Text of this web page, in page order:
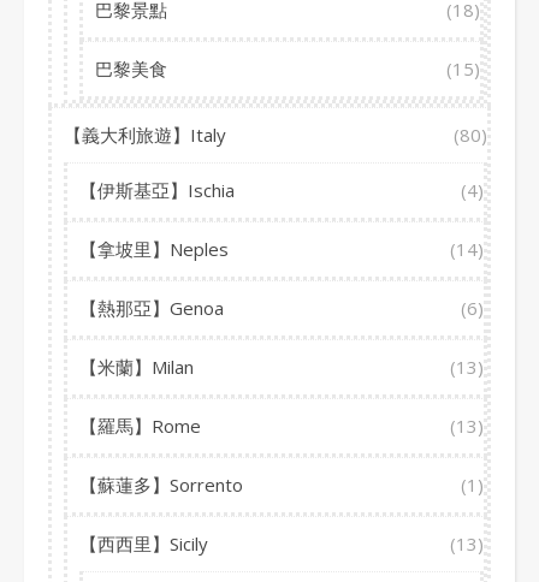
巴黎景點 (18)
巴黎美食 (15)
【義大利旅遊】Italy (80)
【伊斯基亞】Ischia (4)
【拿坡里】Neples (14)
【熱那亞】Genoa (6)
【米蘭】Milan (13)
【羅馬】Rome (13)
【蘇蓮多】Sorrento (1)
【西西里】Sicily (13)